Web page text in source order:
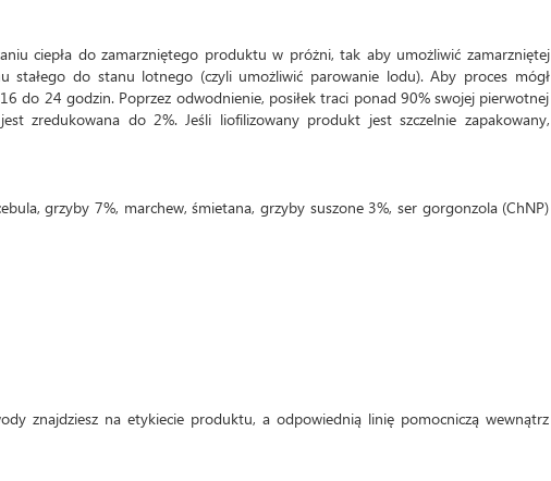
ciepła do zamarzniętego produktu w próżni, tak aby umożliwić zamarzniętej
stałego do stanu lotnego (czyli umożliwić parowanie lodu). Aby proces mógł
do 24 godzin. Poprzez odwodnienie, posiłek traci ponad 90% swojej pierwotnej
zredukowana do 2%. Jeśli liofilizowany produkt jest szczelnie zapakowany,
grzyby 7%, marchew, śmietana, grzyby suszone 3%, ser gorgonzola (ChNP)
znajdziesz na etykiecie produktu, a odpowiednią linię pomocniczą wewnątrz